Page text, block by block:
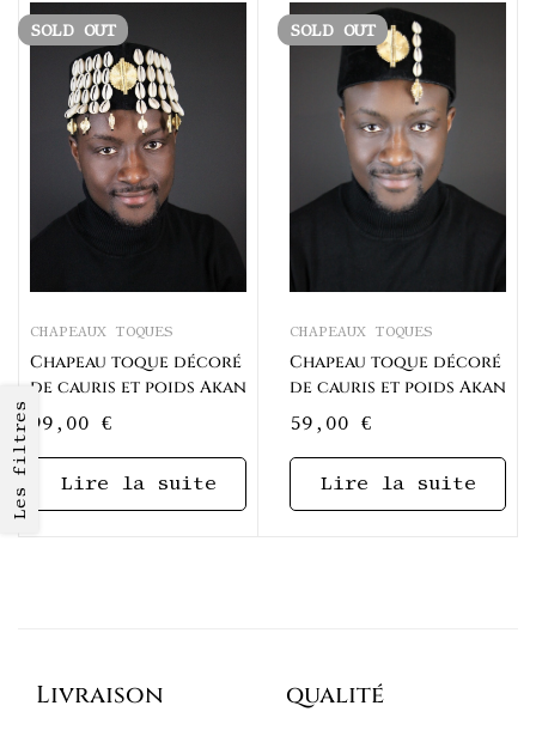
Les filtres
SOLD OUT
CHAPEAUX TOQUES
Chapeau toque décoré
de cauris et poids Akan
99,00 €
Lire la suite
SOLD OUT
CHAPEAUX TOQUES
Chapeau toque décoré
de cauris et poids Akan
59,00 €
Lire la suite
Livraison qualité